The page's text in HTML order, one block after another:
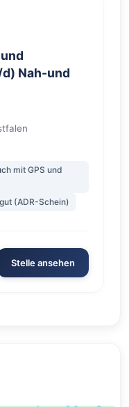
Nah-und
mit GPS und
(ADR-Schein)
Stelle ansehen